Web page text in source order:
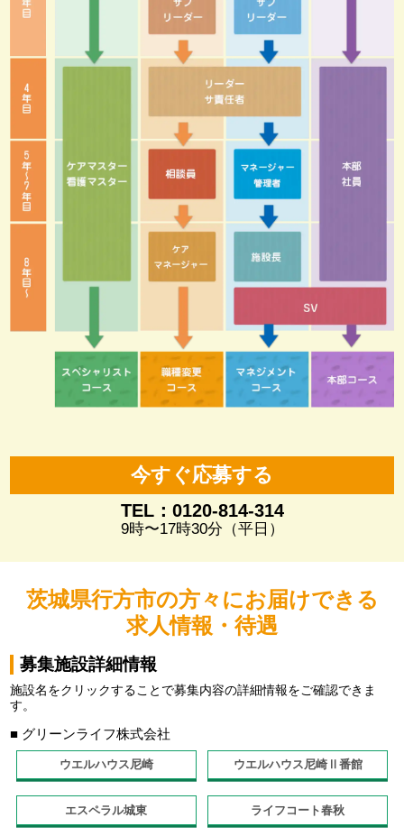
今すぐ応募する
TEL：0120-814-314
9時〜17時30分（平日）
茨城県行方市の方々にお届けできる
求人情報・待遇
募集施設詳細情報
施設名をクリックすることで募集内容の詳細情報をご確認できま
す。
■ グリーンライフ株式会社
ウエルハウス尼崎 ウエルハウス尼崎Ⅱ番館
エスペラル城東 ライフコート春秋